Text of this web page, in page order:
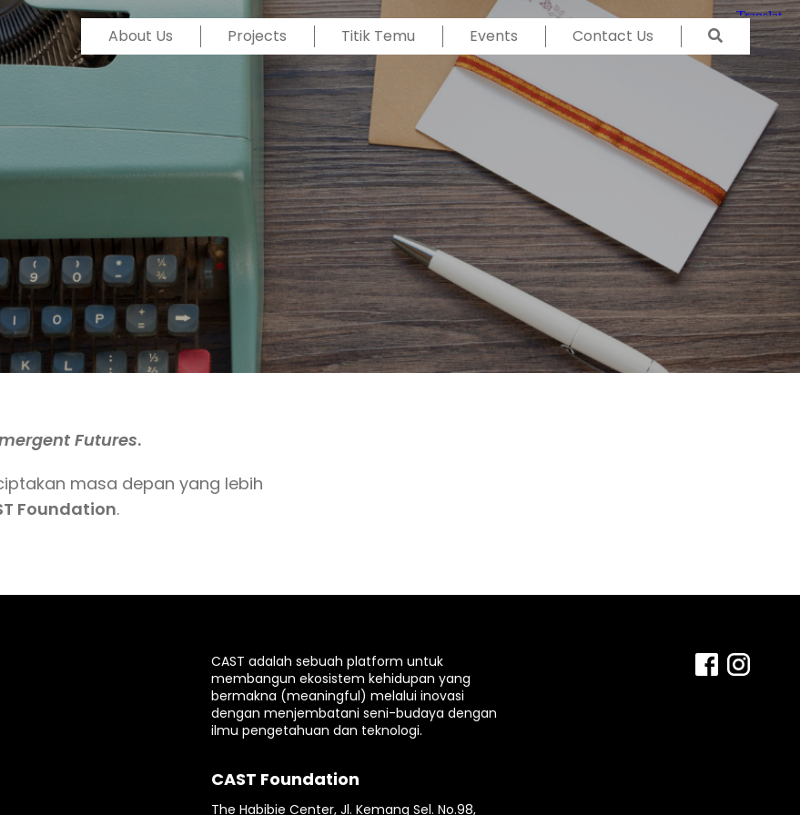
About Us Projects Titik Temu Events Contact Us
Futures.
masa depan yang lebih
Foundation.
CAST adalah sebuah platform untuk
membangun ekosistem kehidupan yang
bermakna (meaningful) melalui inovasi
dengan menjembatani seni-budaya dengan
ilmu pengetahuan dan teknologi.
CAST Foundation
The Habibie Center, Jl. Kemang Sel. No.98,